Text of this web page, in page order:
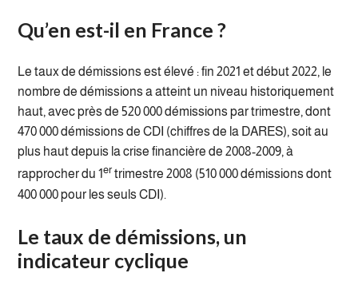
Qu’en est-il en France ?
Le taux de démissions est élevé : fin 2021 et début 2022, le
nombre de démissions a atteint un niveau historiquement
haut, avec près de 520 000 démissions par trimestre, dont
470 000 démissions de CDI (chiffres de la DARES), soit au
plus haut depuis la crise financière de 2008-2009, à
rapprocher du 1er trimestre 2008 (510 000 démissions dont
400 000 pour les seuls CDI).
Le taux de démissions, un
indicateur cyclique